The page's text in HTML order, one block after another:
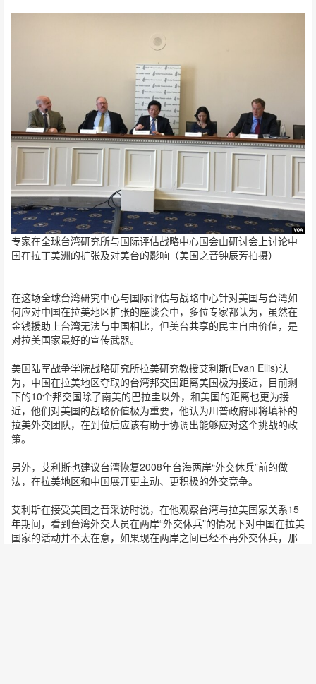
专家在全球台湾研究所与国际评估战略中心国会山研讨会上讨论中
国在拉丁美洲的扩张及对美台的影响（美国之音钟辰芳拍摄）
在这场全球台湾研究中心与国际评估与战略中心针对美国与台湾如
何应对中国在拉美地区扩张的座谈会中，多位专家都认为，虽然在
金钱援助上台湾无法与中国相比，但美台共享的民主自由价值，是
对拉美国家最好的宣传武器。
美国陆军战争学院战略研究所拉美研究教授艾利斯(Evan Ellis)认
为，中国在拉美地区夺取的台湾邦交国距离美国极为接近，目前剩
下的10个邦交国除了南美的巴拉圭以外，和美国的距离也更为接
近，他们对美国的战略价值极为重要，他认为川普政府即将填补的
拉美外交团队，在到位后应该有助于协调出能够应对这个挑战的政
策。
另外，艾利斯也建议台湾恢复2008年台海两岸“外交休兵”前的做
法，在拉美地区和中国展开更主动、更积极的外交竞争。
艾利斯在接受美国之音采访时说，在他观察台湾与拉美国家关系15
年期间，看到台湾外交人员在两岸“外交休兵”的情况下对中国在拉美
国家的活动并不太在意，如果现在两岸之间已经不再外交休兵，那